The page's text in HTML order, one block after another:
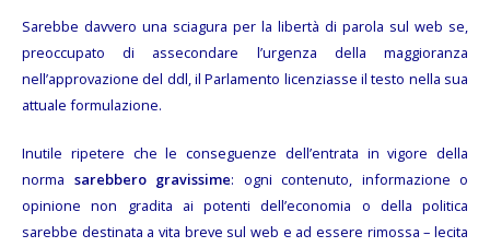
Sarebbe davvero una sciagura per la libertà di parola sul web se,
preoccupato di assecondare l’urgenza della maggioranza
nell’approvazione del ddl, il Parlamento licenziasse il testo nella sua
attuale formulazione.
Inutile ripetere che le conseguenze dell’entrata in vigore della
norma sarebbero gravissime: ogni contenuto, informazione o
opinione non gradita ai potenti dell’economia o della politica
sarebbe destinata a vita breve sul web e ad essere rimossa – lecita